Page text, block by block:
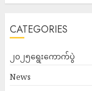
CATEGORIES
၂၀၂၅ရွေးကောက်ပွဲ
News